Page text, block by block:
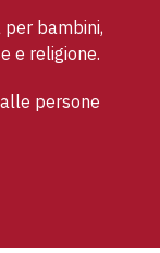
per bambini,
e religione.
persone